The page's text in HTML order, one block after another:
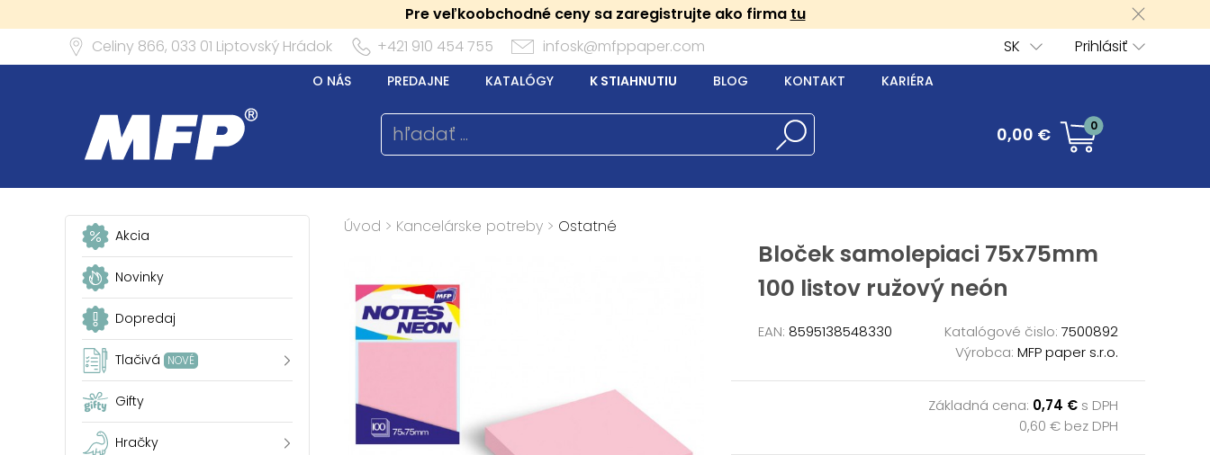
Pre veľkoobchodné ceny sa zaregistrujte ako firma tu
Celiny 866, 033 01 Liptovský Hrádok +421 910 454 755 infosk@mfppaper.com Prihlásiť
SK
O NÁS PREDAJNE KATALÓGY K STIAHNUTIU BLOG KONTAKT KARIÉRA
0,00 € 0
Akcia
Novinky
Dopredaj
Tlačivá NOVÉ
Gifty
Hračky
Úvod > Kancelárske potreby > Ostatné
Bloček samolepiaci 75x75mm
100 listov ružový neón
EAN: 8595138548330 Katalógové čislo: 7500892
Výrobca: MFP paper s.r.o.
Základná cena: 0,74 € s DPH
0,60 € bez DPH